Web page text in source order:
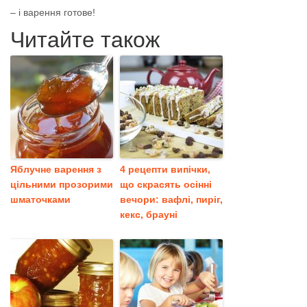
– і варення готове!
Читайте також
Яблучне варення з
цільними прозорими
шматочками
4 рецепти випічки,
що скрасять осінні
вечори: вафлі, пиріг,
кекс, брауні